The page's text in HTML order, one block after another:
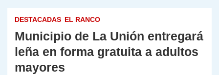
DESTACADAS EL RANCO
Municipio de La Unión entregará
leña en forma gratuita a adultos
mayores